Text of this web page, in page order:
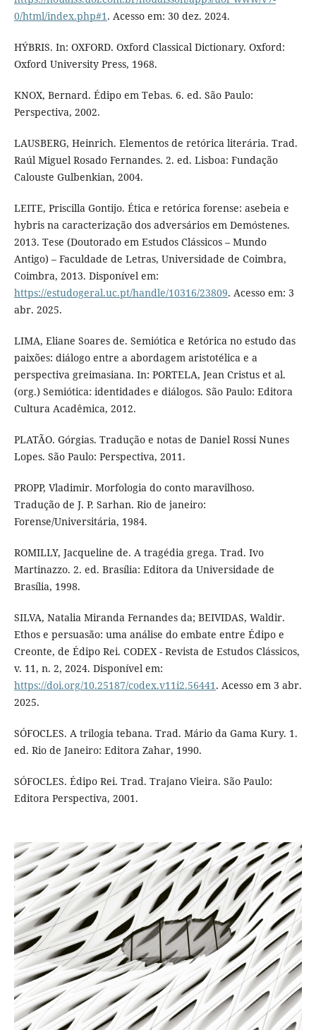
0/html/index.php#1 . Acesso em: 30 dez. 2024.
HÝBRIS. In: OXFORD. Oxford Classical Dictionary. Oxford:
Oxford University Press, 1968.
KNOX, Bernard. Édipo em Tebas. 6. ed. São Paulo:
Perspectiva, 2002.
LAUSBERG, Heinrich. Elementos de retórica literária. Trad.
Raúl Miguel Rosado Fernandes. 2. ed. Lisboa: Fundação
Calouste Gulbenkian, 2004.
LEITE, Priscilla Gontijo. Ética e retórica forense: asebeia e
hybris na caracterização dos adversários em Demóstenes.
2013. Tese (Doutorado em Estudos Clássicos – Mundo
Antigo) – Faculdade de Letras, Universidade de Coimbra,
Coimbra, 2013. Disponível em:
https://estudogeral.uc.pt/handle/10316/23809. Acesso em: 3
abr. 2025.
LIMA, Eliane Soares de. Semiótica e Retórica no estudo das
paixões: diálogo entre a abordagem aristotélica e a
perspectiva greimasiana. In: PORTELA, Jean Cristus et al.
(org.) Semiótica: identidades e diálogos. São Paulo: Editora
Cultura Acadêmica, 2012.
PLATÃO. Górgias. Tradução e notas de Daniel Rossi Nunes
Lopes. São Paulo: Perspectiva, 2011.
PROPP, Vladimir. Morfologia do conto maravilhoso.
Tradução de J. P. Sarhan. Rio de janeiro:
Forense/Universitária, 1984.
ROMILLY, Jacqueline de. A tragédia grega. Trad. Ivo
Martinazzo. 2. ed. Brasília: Editora da Universidade de
Brasília, 1998.
SILVA, Natalia Miranda Fernandes da; BEIVIDAS, Waldir.
Ethos e persuasão: uma análise do embate entre Édipo e
Creonte, de Édipo Rei. CODEX - Revista de Estudos Clássicos,
v. 11, n. 2, 2024. Disponível em:
https://doi.org/10.25187/codex.v11i2.56441 . Acesso em 3 abr.
2025.
SÓFOCLES. A trilogia tebana. Trad. Mário da Gama Kury. 1.
ed. Rio de Janeiro: Editora Zahar, 1990.
SÓFOCLES. Édipo Rei. Trad. Trajano Vieira. São Paulo:
Editora Perspectiva, 2001.